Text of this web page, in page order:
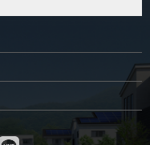
4,190万円
桜ヶ丘駅